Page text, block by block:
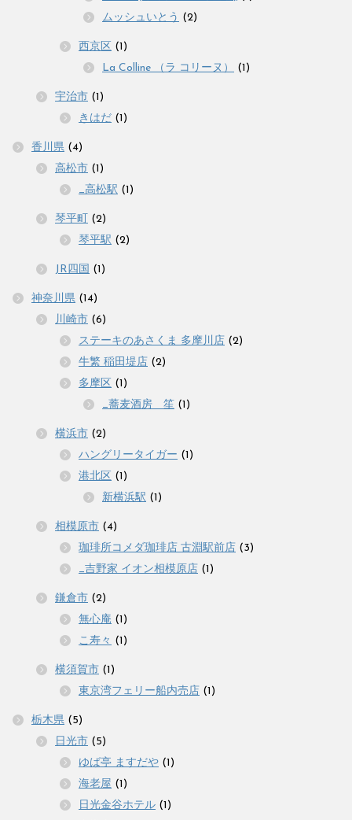
ムッシュいとう (2)
西京区 (1)
La Colline （ラ コリーヌ）
(1)
宇治市 (1)
きはだ (1)
香川県 (4)
高松市 (1)
_高松駅 (1)
琴平町 (2)
琴平駅 (2)
JR四国 (1)
神奈川県 (14)
川崎市 (6)
ステーキのあさくま 多摩川店 (2)
牛繁 稲田堤店 (2)
多摩区 (1)
_蕎麦酒房 笙 (1)
横浜市 (2)
ハングリータイガー (1)
港北区 (1)
新横浜駅 (1)
相模原市 (4)
珈琲所コメダ珈琲店 古淵駅前店 (3)
_吉野家 イオン相模原店 (1)
鎌倉市 (2)
無心庵 (1)
こ寿々 (1)
横須賀市 (1)
東京湾フェリー船内売店 (1)
栃木県 (5)
日光市 (5)
ゆば亭 ますだや (1)
海老屋 (1)
日光金谷ホテル (1)